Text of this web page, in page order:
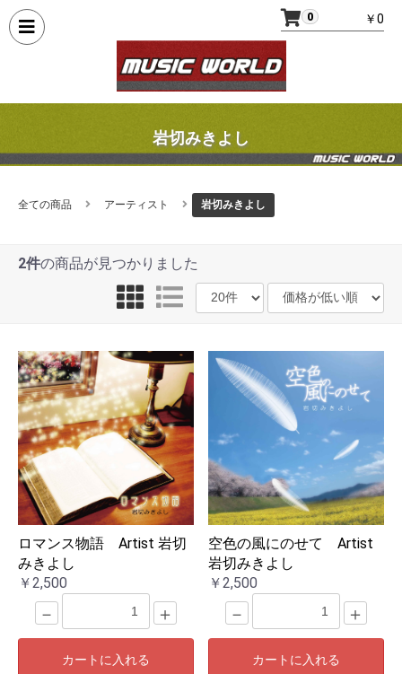
0 ￥0
岩切みきよし
全ての商品 アーティスト 岩切みきよし
2件の商品が見つかりました
ロマンス物語 Artist 岩切
みきよし
￥2,500
－ ＋
カートに入れる
空色の風にのせて Artist
岩切みきよし
￥2,500
－ ＋
カートに入れる